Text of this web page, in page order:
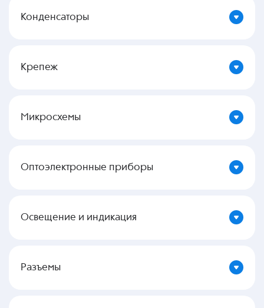
Конденсаторы
Крепеж
Микросхемы
Оптоэлектронные приборы
Освещение и индикация
Разъемы